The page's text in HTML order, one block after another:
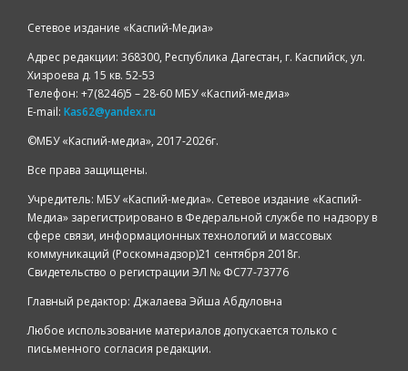
Сетевое издание «Каспий-Медиа»
Адрес редакции: 368300, Республика Дагестан, г. Каспийск, ул.
Хизроева д. 15 кв. 52-53
Телефон: +7(8246)5 – 28-60 МБУ «Каспий-медиа»
E-mail: Kas62@yandex.ru
©️МБУ «Каспий-медиа», 2017-2026г.
Все права защищены.
Учредитель: МБУ «Каспий-медиа». Сетевое издание «Каспий-
Медиа» зарегистрировано в Федеральной службе по надзору в
сфере связи, информационных технологий и массовых
коммуникаций (Роскомнадзор)21 сентября 2018г.
Свидетельство о регистрации ЭЛ № ФС77-73776
Главный редактор: Джалаева Эйша Абдуловна
Любое использование материалов допускается только с
письменного согласия редакции.